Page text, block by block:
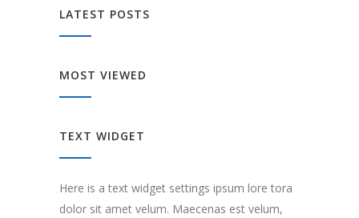
LATEST POSTS
MOST VIEWED
TEXT WIDGET
Here is a text widget settings ipsum lore tora
dolor sit amet velum. Maecenas est velum,